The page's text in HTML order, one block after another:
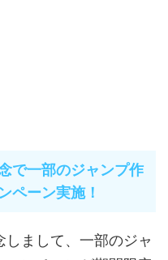
で一部のジャンプ作
ペーン実施！
まして、一部のジャ